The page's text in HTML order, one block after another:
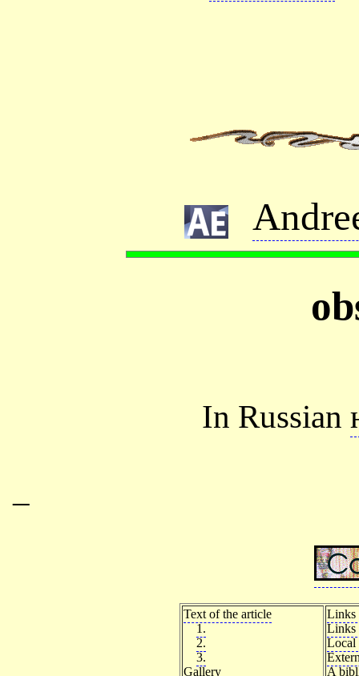
In Russian
–
Text of the article
1.
2.
3.
Gallery
Links
Links
Local
A